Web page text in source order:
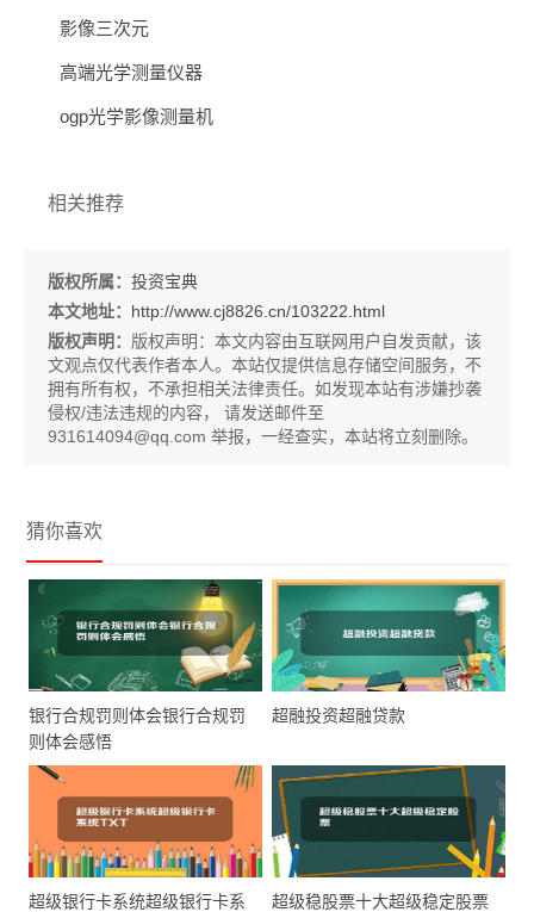
影像三次元
高端光学测量仪器
ogp光学影像测量机
相关推荐
版权所属： 投资宝典
本文地址： http://www.cj8826.cn/103222.html
版权声明： 版权声明： 本文内容由互联网用户自发贡献，该
文观点仅代表作者本人。本站仅提供信息存储空间服务，不
拥有所有权，不承担相关法律责任。如发现本站有涉嫌抄袭
侵权/违法违规的内容， 请发送邮件至
931614094@qq.com 举报，一经查实，本站将立刻删除。
猜你喜欢
银行合规罚则体会银行合规罚
则体会感悟
超融投资超融贷款
超级银行卡系统超级银行卡系
超级稳股票十大超级稳定股票